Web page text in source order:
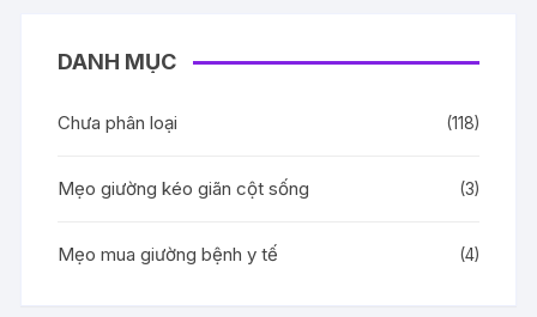
DANH MỤC
Chưa phân loại (118)
Mẹo giường kéo giãn cột sống (3)
Mẹo mua giường bệnh y tế (4)